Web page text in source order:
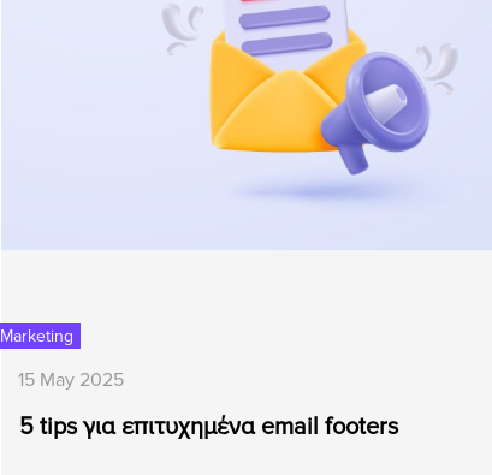
Marketing
15 May 2025
5 tips για επιτυχημένα email footers